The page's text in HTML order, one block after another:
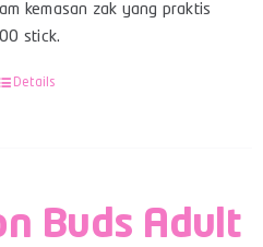
kemasan zak yang praktis
stick.
Details
Buds Adult